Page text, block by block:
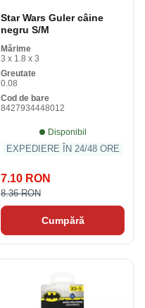
Star Wars Guler câine
negru S/M
Mărime
3 x 1.8 x 3
Greutate
0.08
Cod de bare
8427934448012
Disponibil
EXPEDIERE ÎN 24/48 ORE
7.10 RON
8.36 RON
Cumpără